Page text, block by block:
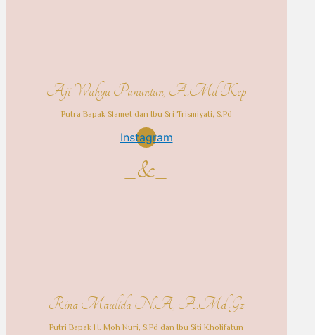
Aji Wahyu Panuntun, A.Md Kep
Putra Bapak Slamet dan Ibu Sri Trismiyati, S.Pd
Instagram
_&_
Rina Maulida N.A, A.Md Gz
Putri Bapak H. Moh Nuri, S.Pd dan Ibu Siti Kholifatun